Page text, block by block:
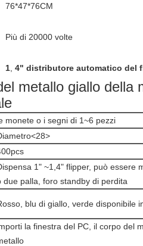
76*47*76CM
Più di 20000 volte
1 4" distributore automatico del
metallo giallo della
monete o i segni di 1~6 pezzi
1" ~1,4" flipper, può essere
due palla, foro standby di perdita
blu di giallo, verde disponibile
la finestra del PC, il corpo del